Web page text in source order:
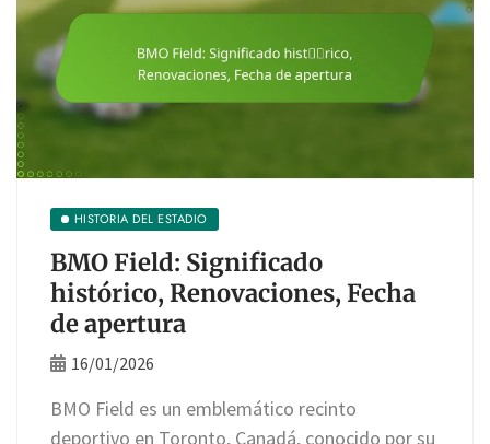
HISTORIA DEL ESTADIO
BMO Field: Significado
histórico, Renovaciones, Fecha
de apertura
16/01/2026
BMO Field es un emblemático recinto
deportivo en Toronto, Canadá, conocido por su